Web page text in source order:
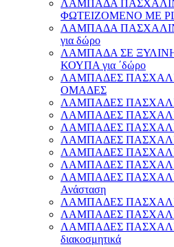
ΛΑΜΠΑΔΑ
ΦΩΤΕΙΖΟΜΕΝΟ ΜΕ
ΛΑΜΠΑΔΑ
για δώρο
ΛΑΜΠΑΔΑ ΣΕ
ΚΟΥΠΑ για ΄δώρο
ΛΑΜΠΑΔΕΣ
ΟΜΑΔΕΣ
ΛΑΜΠΑΔΕΣ
ΛΑΜΠΑΔΕΣ
ΛΑΜΠΑΔΕΣ
ΛΑΜΠΑΔΕΣ
ΛΑΜΠΑΔΕΣ
ΛΑΜΠΑΔΕΣ
ΛΑΜΠΑΔΕΣ
Ανάσταση
ΛΑΜΠΑΔΕΣ
ΛΑΜΠΑΔΕΣ
ΛΑΜΠΑΔΕΣ
διακοσμητικά